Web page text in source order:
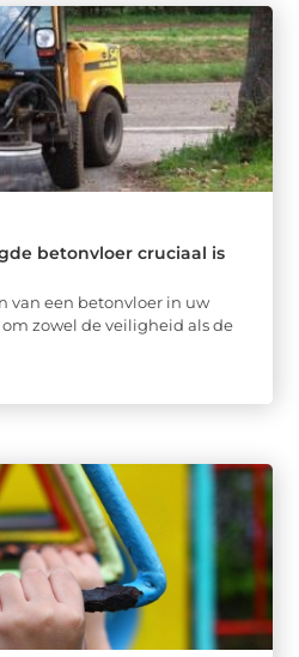
betonvloer cruciaal is
van een betonvloer in uw
zowel de veiligheid als de